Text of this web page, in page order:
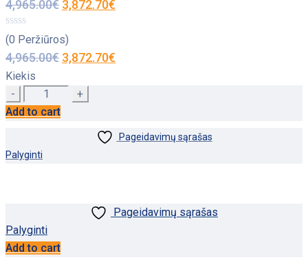
4,965.00€ 3,872.70€
(0 Peržiūros)
4,965.00€ 3,872.70€
Kiekis
Quantity
Add to cart
Pageidavimų sąrašas
Palyginti
Pageidavimų sąrašas
Palyginti
Add to cart